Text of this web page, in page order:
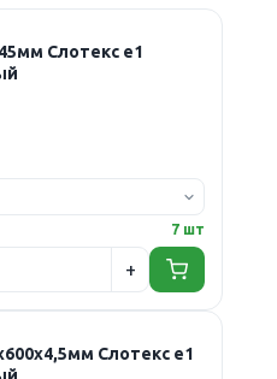
Слотекс е1
7 шт
Слотекс е1